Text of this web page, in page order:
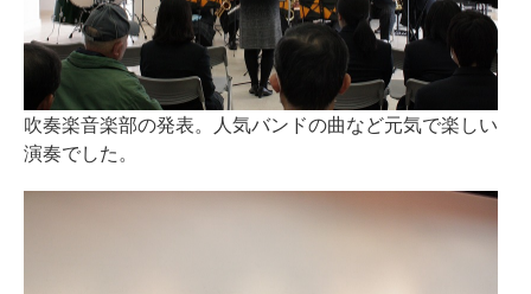
吹奏楽音楽部の発表。人気バンドの曲など元気で楽しい
演奏でした。